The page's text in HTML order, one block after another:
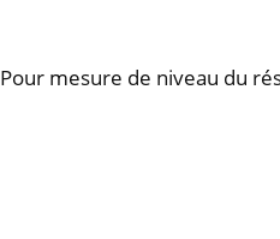
Pour mesure de niveau du